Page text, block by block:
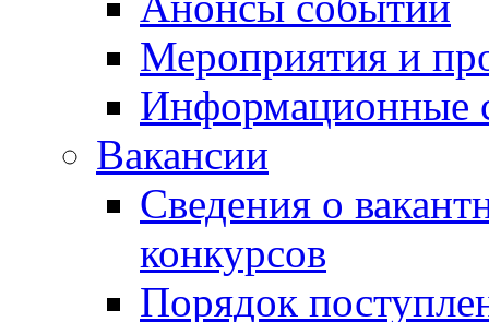
Мероприятия и
Информационные
Вакансии
Сведения о
конкурсов
Порядок